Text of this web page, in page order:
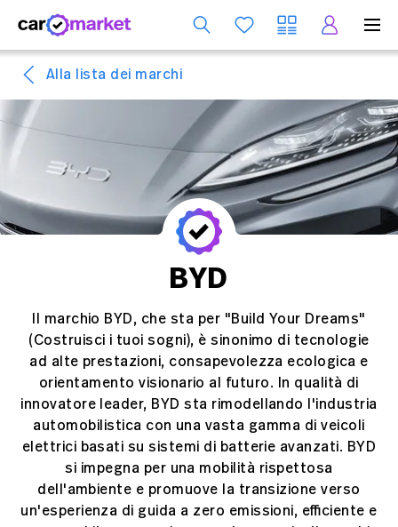
Alla lista dei marchi
BYD
Il marchio BYD, che sta per "Build Your Dreams"
(Costruisci i tuoi sogni), è sinonimo di tecnologie
ad alte prestazioni, consapevolezza ecologica e
orientamento visionario al futuro. In qualità di
innovatore leader, BYD sta rimodellando l'industria
automobilistica con una vasta gamma di veicoli
elettrici basati su sistemi di batterie avanzati. BYD
si impegna per una mobilità rispettosa
dell'ambiente e promuove la transizione verso
un'esperienza di guida a zero emissioni, efficiente e